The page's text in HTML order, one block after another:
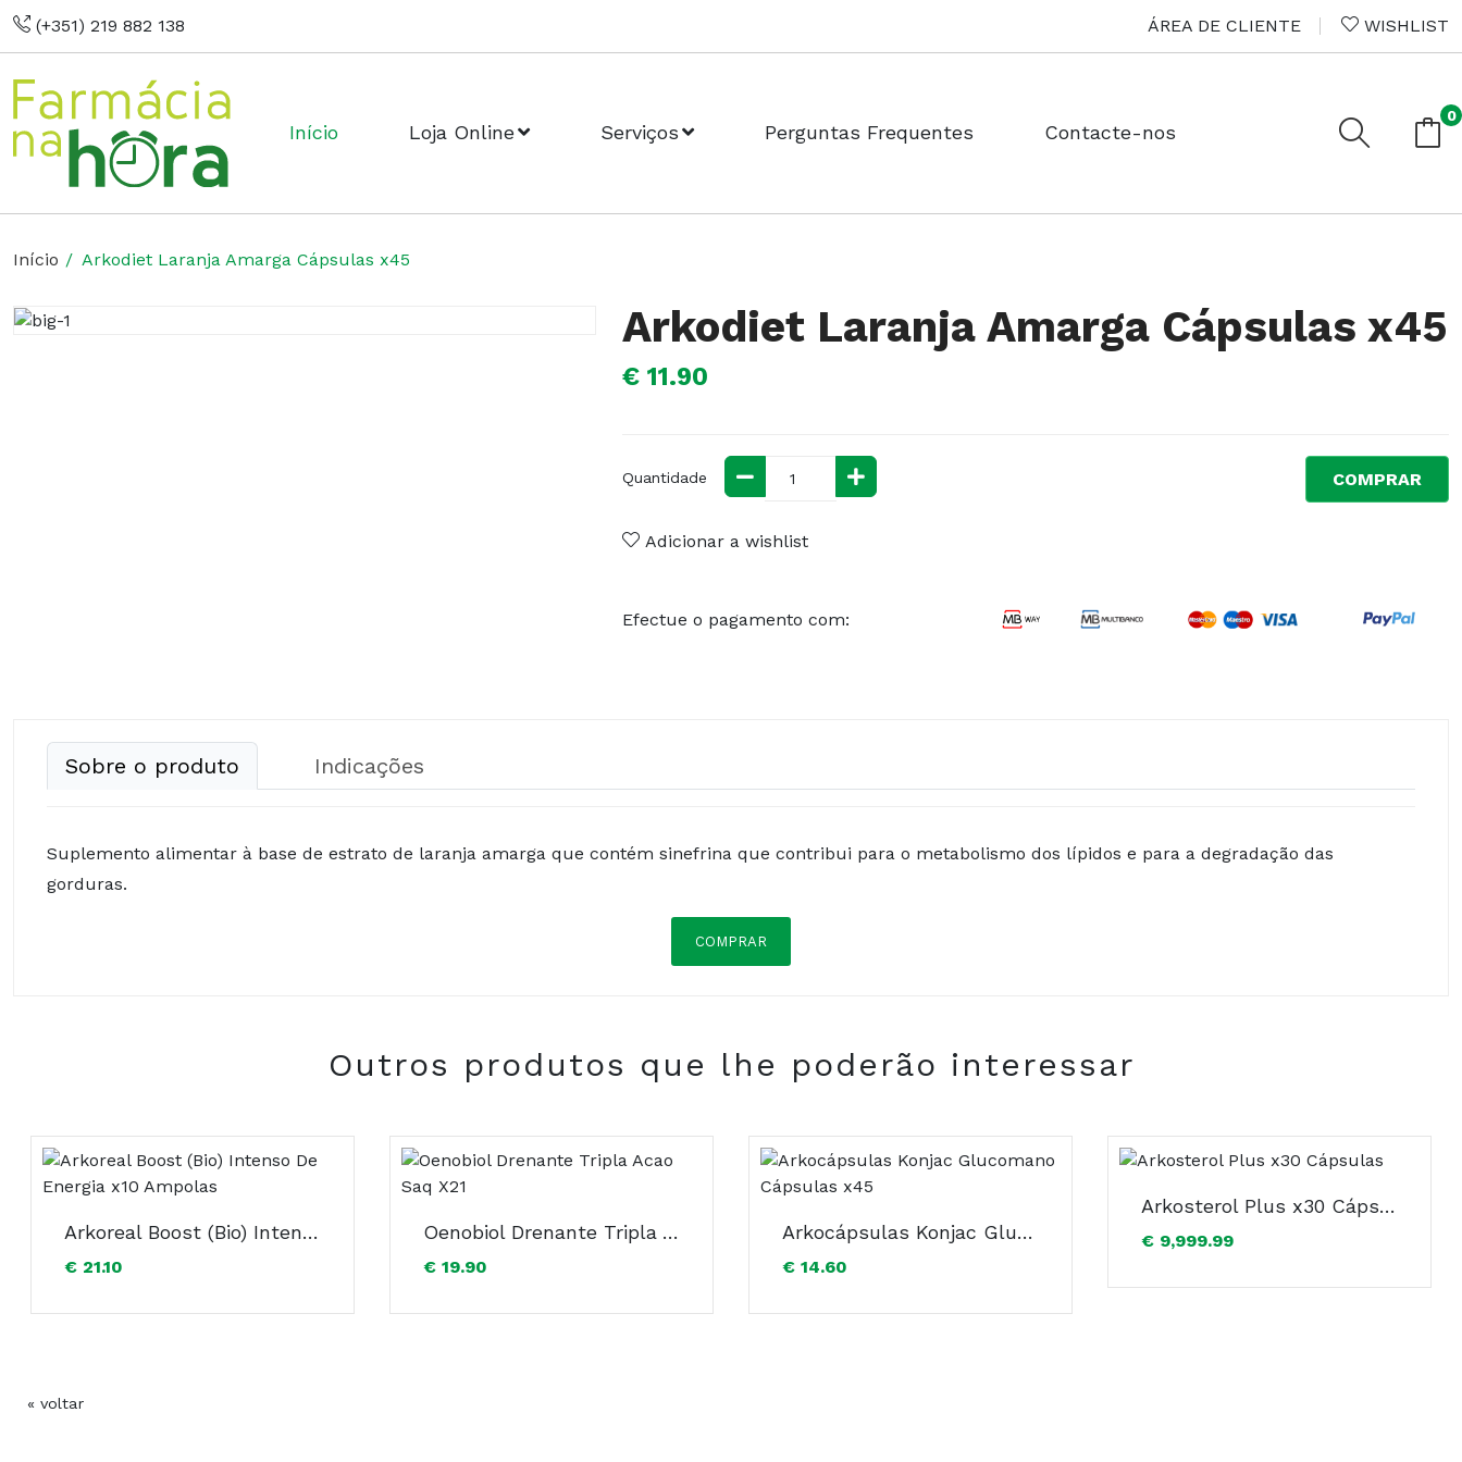
(+351) 219 882 138 ÁREA DE CLIENTE WISHLIST
Início Loja Online Serviços Perguntas Frequentes Contacte-nos
0
Início Arkodiet Laranja Amarga Cápsulas x45
Arkodiet Laranja Amarga Cápsulas x45
€ 11.90
Quantidade COMPRAR
Adicionar a wishlist
Efectue o pagamento com:
Sobre o produto Indicações
Suplemento alimentar à base de estrato de laranja amarga que contém sinefrina que contribui para o metabolismo dos lípidos e para a degradação das
gorduras.
COMPRAR
COMPRAR
Outros produtos que lhe poderão interessar
Arkoreal Boost (Bio) Intenso De Energia x10 Ampolas
€ 21.10
Oenobiol Drenante Tripla Acao Saq X21
€ 19.90
Arkocápsulas Konjac Glucomano Cápsulas x45
€ 14.60
Arkosterol Plus x30 Cápsulas
€ 9,999.99
« voltar